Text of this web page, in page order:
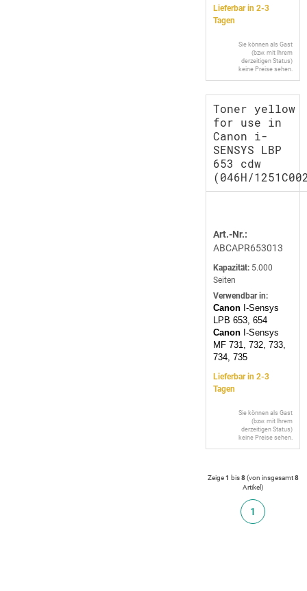
Lieferbar in 2-3
Tagen
Sie können als Gast
(bzw. mit Ihrem
derzeitigen Status)
keine Preise sehen.
Toner yellow
for use in
Canon i-
SENSYS LBP
653 cdw
(046H/
Art.-Nr.:
ABCAPR653013
Kapazität: 5.000
Seiten
Verwendbar in:
Canon I-Sensys
LPB 653, 654
Canon I-Sensys
MF 731, 732, 733,
734, 735
Lieferbar in 2-3
Tagen
Sie können als Gast
(bzw. mit Ihrem
derzeitigen Status)
keine Preise sehen.
Zeige1 bis8(von insgesamt8
Artikel)
1